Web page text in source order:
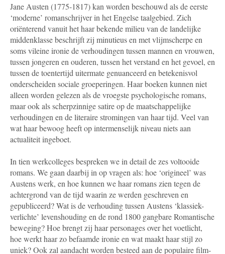
Jane Austen (1775-1817) kan worden beschouwd als de eerste
‘moderne’ romanschrijver in het Engelse taalgebied. Zich
oriënterend vanuit het haar bekende milieu van de landelijke
middenklasse beschrijft zij minutieus en met vlijmscherpe en
soms vileine ironie de verhoudingen tussen mannen en vrouwen,
tussen jongeren en ouderen, tussen het verstand en het gevoel, en
tussen de toentertijd uitermate genuanceerd en betekenisvol
onderscheiden sociale groeperingen. Haar boeken kunnen niet
alleen worden gelezen als de vroegste psychologische romans,
maar ook als scherpzinnige satire op de maatschappelijke
verhoudingen en de literaire stromingen van haar tijd. Veel van
wat haar bewoog heeft op intermenselijk niveau niets aan
actualiteit ingeboet.
In tien werkcolleges bespreken we in detail de zes voltooide
romans. We gaan daarbij in op vragen als: hoe ‘origineel’ was
Austens werk, en hoe kunnen we haar romans zien tegen de
achtergrond van de tijd waarin ze werden geschreven en
gepubliceerd? Wat is de verhouding tussen Austens ‘klassiek-
verlichte’ levenshouding en de rond 1800 gangbare Romantische
beweging? Hoe brengt zij haar personages over het voetlicht,
hoe werkt haar zo befaamde ironie en wat maakt haar stijl zo
uniek? Ook zal aandacht worden besteed aan de populaire film-